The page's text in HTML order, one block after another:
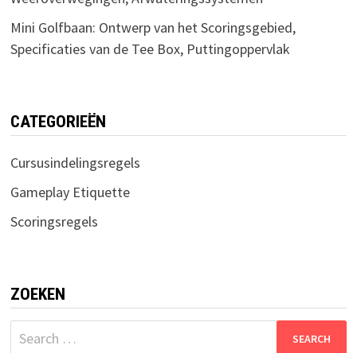
Mini Golfbaan: Ontwerp van het Scoringsgebied,
Specificaties van de Tee Box, Puttingoppervlak
CATEGORIEËN
Cursusindelingsregels
Gameplay Etiquette
Scoringsregels
ZOEKEN
Search